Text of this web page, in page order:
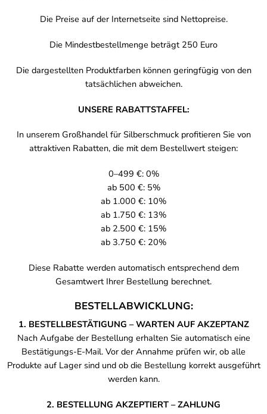
Die Preise auf der Internetseite sind Nettopreise.
Die Mindestbestellmenge beträgt 250 Euro
Die dargestellten Produktfarben können geringfügig von den
tatsächlichen abweichen.
UNSERE RABATTSTAFFEL:
In unserem Großhandel für Silberschmuck profitieren Sie von
attraktiven Rabatten, die mit dem Bestellwert steigen:
0–499 €: 0%
ab 500 €: 5%
ab 1.000 €: 10%
ab 1.750 €: 13%
ab 2.500 €: 15%
ab 3.750 €: 20%
Diese Rabatte werden automatisch entsprechend dem
Gesamtwert Ihrer Bestellung berechnet.
BESTELLABWICKLUNG:
1. BESTELLBESTÄTIGUNG – WARTEN AUF AKZEPTANZ
Nach Aufgabe der Bestellung erhalten Sie automatisch eine
Bestätigungs-E-Mail. Vor der Annahme prüfen wir, ob alle
Produkte auf Lager sind und ob die Bestellung korrekt ausgeführt
werden kann.
2. BESTELLUNG AKZEPTIERT – ZAHLUNG